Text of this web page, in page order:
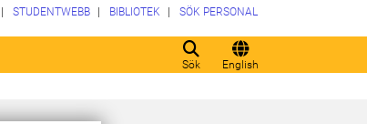
Sök English
STUDENTWEBB BIBLIOTEK SÖK PERSONAL